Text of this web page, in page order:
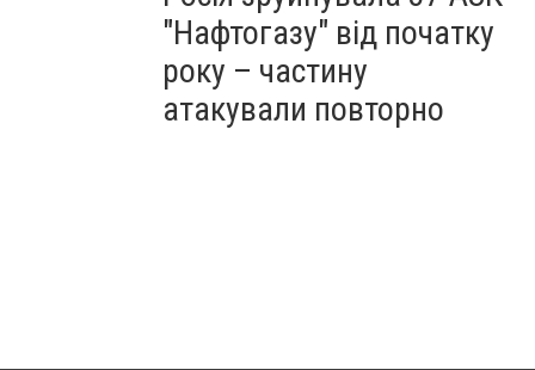
"Нафтогазу" від початку
року – частину
атакували повторно